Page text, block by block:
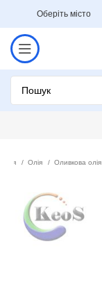
Оберіть місто
Олія Оливкова олія